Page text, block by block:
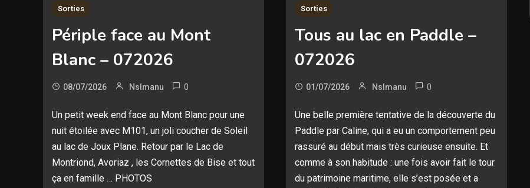
Sorties
Périple face au Mont
Blanc – 072026
08/07/2026 Nslmanu 0
Un petit week end face au Mont Blanc pour une
nuit étoilée avec M101, un joli coucher de Soleil
au lac de Joux Plane. Retour par le Lac de
Montriond, Avoriaz , les Cornettes de Bise et tout
ça en famille … PHOTOS
Sorties
Tous au lac en Paddle –
072026
01/07/2026 Nslmanu 0
Une belle première tentative de la découverte du
Paddle par Caline, qui a eu un comportement peu
rassuré au début mais très curieuse ensuite. Et
comme à son habitude : une fois avoir fait le tour
du patrimoine maritime, elle s’est posée et a